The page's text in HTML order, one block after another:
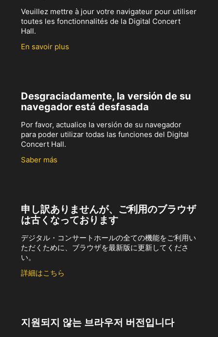
Veuillez mettre à jour votre navigateur pour utiliser
toutes les fonctionnalités de la Digital Concert
Hall.
En savoir plus
Desgraciadamente, la versión de su
navegador está desfasada
Por favor, actualice la versión de su navegador
para poder utilizar todas las funciones del Digital
Concert Hall.
Saber más
申し訳ありませんが、ご利用のブラウザ
は古くなっております
デジタル・コンサートホールの全ての機能をご利用い
ただくために、ブラウザを最新版に更新してくださ
い。
詳細はこちら
지원되지 않는 브라우저 버전입니다